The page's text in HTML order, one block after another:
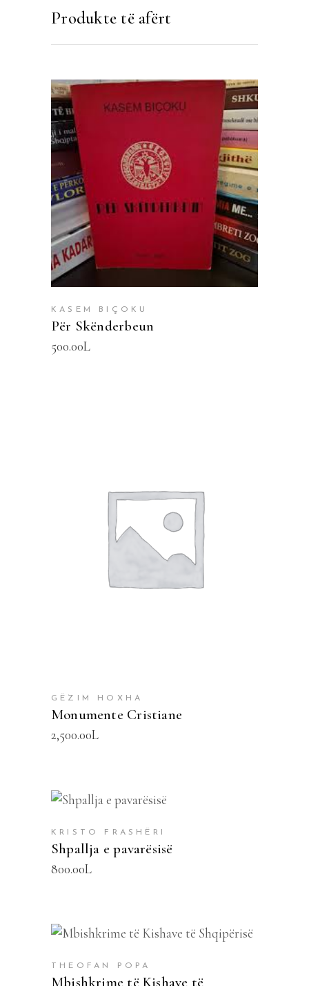
Produkte të afërt
SHTOJE NË SHPORTË
KASEM BIÇOKU
Për Skënderbeun
500.00L
SHTOJE NË SHPORTË
GËZIM HOXHA
Monumente Cristiane
2,500.00L
SHTOJE NË SHPORTË
KRISTO FRASHËRI
Shpallja e pavarësisë
800.00L
SHTOJE NË SHPORTË
THEOFAN POPA
Mbishkrime të Kishave të